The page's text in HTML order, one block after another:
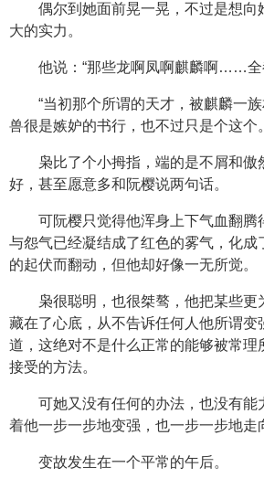
偶尔到她面前晃一晃，不过是想向
大的实力。
他说：“那些龙啊凤啊麒麟啊……全
“当初那个所谓的天才，被麒麟一
兽很是嫉妒的书行，也不过只是个这个
枭比了个小拇指，端的是不屑和傲
好，甚至愿意多和阮樱说两句话。
可阮樱只觉得他浑身上下气血翻腾
与怨气已经凝结成了红色的雾气，化成
的起伏而翻动，但他却好像一无所觉。
枭很聪明，也很桀骜，他把某些更
藏在了心底，从不告诉任何人他所谓变
道，这绝对不是什么正常的能够被常理
接受的方法。
可她又没有任何的办法，也没有能
着他一步一步地变强，也一步一步地走
变故发生在一个平常的午后。